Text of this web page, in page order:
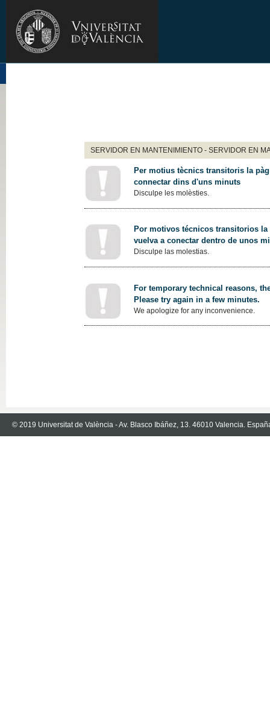
SERVIDOR EN MANTENIMIENTO - SERVIDOR EN
Per motius tècnics transitoris la
connectar dins d'uns minuts
Disculpe les molèsties.
Por motivos técnicos transitorios
vuelva a conectar dentro de unos
Disculpe las molestias.
For temporary technical reasons,
Please try again in a few minutes.
We apologize for any inconvenience.
© 2019 Universitat de València - Av. Blasco Ibáñez, 13. 46010 Valencia.